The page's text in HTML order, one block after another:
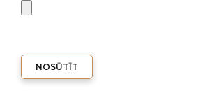
NOSŪTĪT